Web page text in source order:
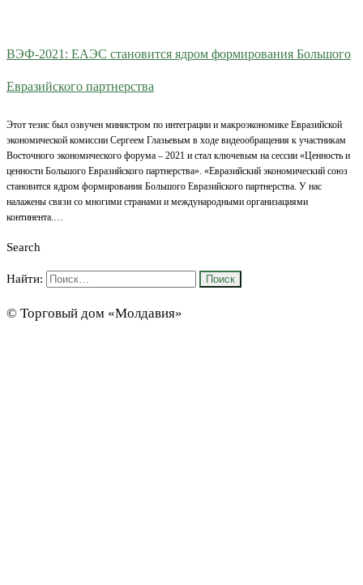
ВЭФ-2021: ЕАЭС становится ядром формирования Большого
Евразийского партнерства
Этот тезис был озвучен министром по интеграции и макроэкономике Евразийской
экономической комиссии Сергеем Глазьевым в ходе видеообращения к участникам
Восточного экономического форума – 2021 и стал ключевым на сессии «Ценность и
ценности Большого Евразийского партнерства». «Евразийский экономический союз
становится ядром формирования Большого Евразийского партнерства. У нас
налажены связи со многими странами и международными организациями
континента.…
Search
Найти:
© Торговый дом «Молдавия»